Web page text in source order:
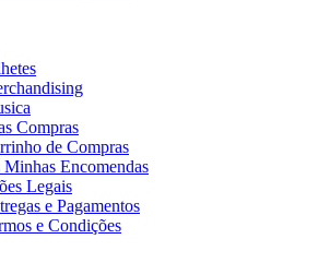
Compras
de Compras
Minhas Encomendas
Legais
e Pagamentos
e Condições